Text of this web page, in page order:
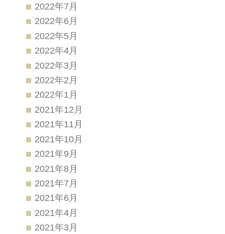
2022年7月
2022年6月
2022年5月
2022年4月
2022年3月
2022年2月
2022年1月
2021年12月
2021年11月
2021年10月
2021年9月
2021年8月
2021年7月
2021年6月
2021年4月
2021年3月